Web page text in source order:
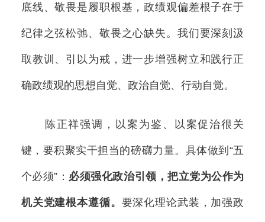
底线、敬畏是履职根基，政绩观偏差根子在于
纪律之弦松弛、敬畏之心缺失。我们要深刻汲
取教训、引以为戒，进一步增强树立和践行正
确政绩观的思想自觉、政治自觉、行动自觉。
陈正祥强调，以案为鉴、以案促治很关
键，要积聚实干担当的磅礴力量。具体做到“五
个必须”： 必须强化政治引领，把立党为公作为
机关党建根本遵循。 要深化理论武装，加强政